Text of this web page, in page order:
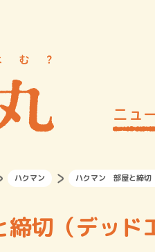
ニュ
ハクマン ハクマン 部屋と締切
切（デッ